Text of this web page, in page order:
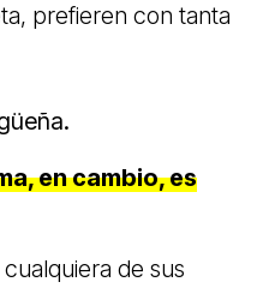
prefieren con tanta
en cambio, es
de sus